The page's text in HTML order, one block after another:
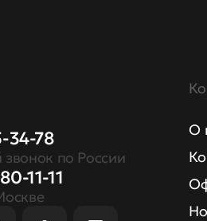
34-78
звонок по России
11-11
О